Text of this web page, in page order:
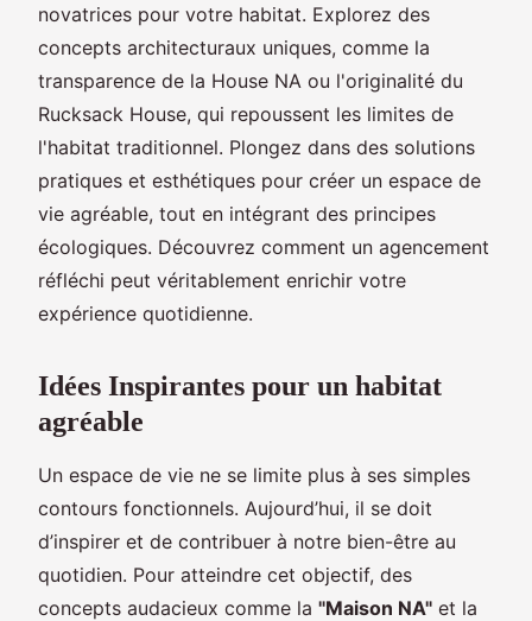
novatrices pour votre habitat. Explorez des
concepts architecturaux uniques, comme la
transparence de la House NA ou l'originalité du
Rucksack House, qui repoussent les limites de
l'habitat traditionnel. Plongez dans des solutions
pratiques et esthétiques pour créer un espace de
vie agréable, tout en intégrant des principes
écologiques. Découvrez comment un agencement
réfléchi peut véritablement enrichir votre
expérience quotidienne.
Idées Inspirantes pour un habitat
agréable
Un espace de vie ne se limite plus à ses simples
contours fonctionnels. Aujourd’hui, il se doit
d’inspirer et de contribuer à notre bien-être au
quotidien. Pour atteindre cet objectif, des
concepts audacieux comme la "Maison NA" et la